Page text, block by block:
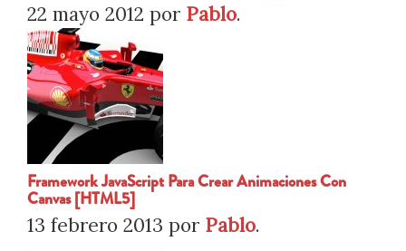
22 mayo 2012 por Pablo.
Framework JavaScript Para Crear Animaciones Con
Canvas [HTML5]
13 febrero 2013 por Pablo.